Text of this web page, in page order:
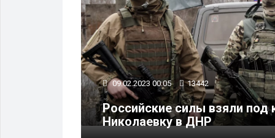
09.02.2023 00:05 13442
Российские силы взяли под
Николаевку в ДНР